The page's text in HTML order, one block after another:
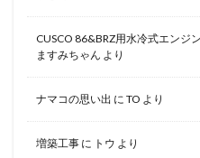
CUSCO 86&BRZ用水冷式エンジ
ますみちゃん より
ナマコの思い出 に TO より
増築工事 に トウ より